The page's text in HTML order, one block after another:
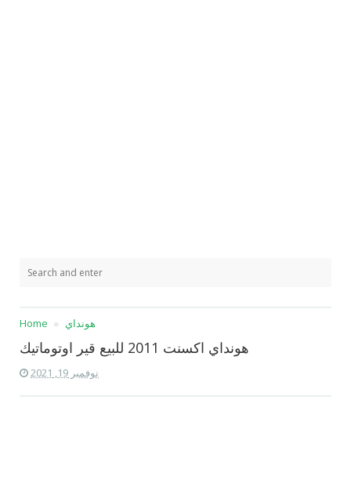
Home هونداي
هونداي اكسنت 2011 للبيع قير اوتوماتيك
نوفمبر 19, 2021